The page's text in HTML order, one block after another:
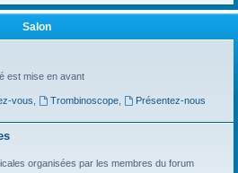
Salon
est mise en avant
vous Trombinoscope,
Présentez-nous
organisées par les membres du forum